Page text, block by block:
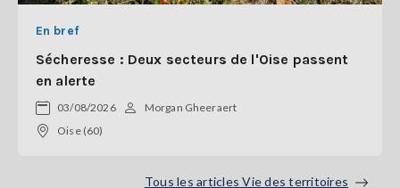
En bref
Sécheresse : Deux secteurs de l'Oise passent
en alerte
03/08/2026
Morgan Gheeraert
Oise (60)
Tous les articles Vie des territoires